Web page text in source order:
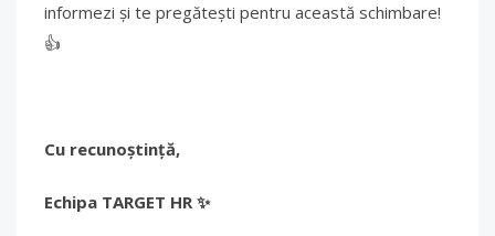
informezi și te pregătești pentru această schimbare!
👍
Cu recunoștință,
Echipa TARGET HR ✨